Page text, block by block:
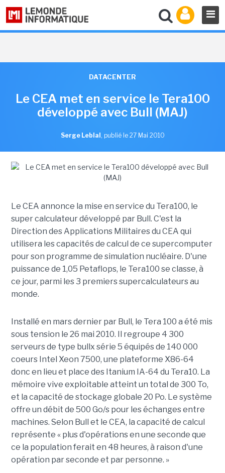
DATACENTER
Le CEA met en service le Tera100
développé avec Bull (MAJ)
Serge Leblal , publié le 27 Mai 2010
Le CEA annonce la mise en service du Tera100, le
super calculateur développé par Bull. C'est la
Direction des Applications Militaires du CEA qui
utilisera les capacités de calcul de ce supercomputer
pour son programme de simulation nucléaire. D'une
puissance de 1,05 Petaflops, le Tera100 se classe, à
ce jour, parmi les 3 premiers supercalculateurs au
monde.
Installé en mars dernier par Bull, le Tera 100 a été mis
sous tension le 26 mai 2010. Il regroupe 4 300
serveurs de type bullx série 5 équipés de 140 000
coeurs Intel Xeon 7500, une plateforme X86-64
donc en lieu et place des Itanium IA-64 du Tera10. La
mémoire vive exploitable atteint un total de 300 To,
et la capacité de stockage globale 20 Po. Le système
offre un débit de 500 Go/s pour les échanges entre
machines. Selon Bull et le CEA, la capacité de calcul
représente « plus d'opérations en une seconde que
ce la population ferait en 48 heures, à raison d'une
opération par seconde et par personne. »